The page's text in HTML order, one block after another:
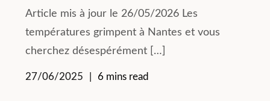
Article mis à jour le 26/05/2026 Les
températures grimpent à Nantes et vous
cherchez désespérément […]
27/06/2025 6 mins read